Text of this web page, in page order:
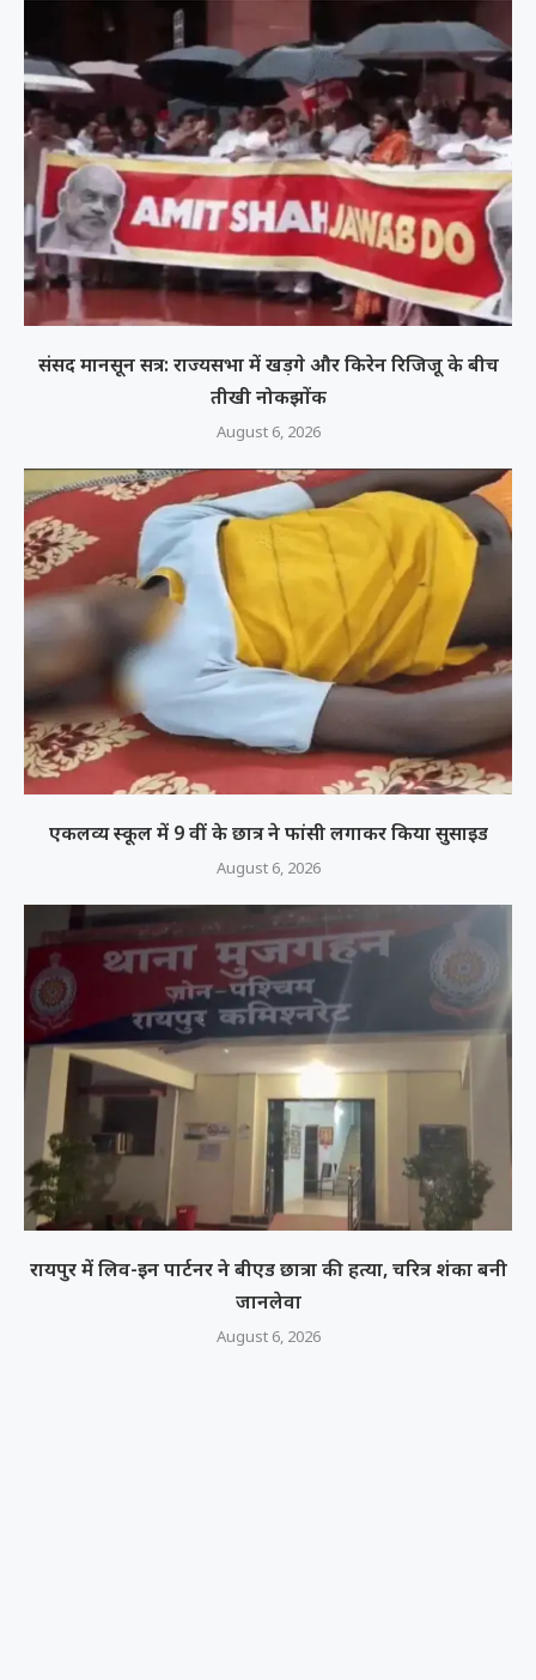
संसद मानसून सत्र: राज्यसभा में खड़गे और किरेन रिजिजू के बीच
तीखी नोकझोंक
August 6, 2026
एकलव्य स्कूल में 9 वीं के छात्र ने फांसी लगाकर किया सुसाइड
August 6, 2026
रायपुर में लिव-इन पार्टनर ने बीएड छात्रा की हत्या, चरित्र शंका बनी
जानलेवा
August 6, 2026